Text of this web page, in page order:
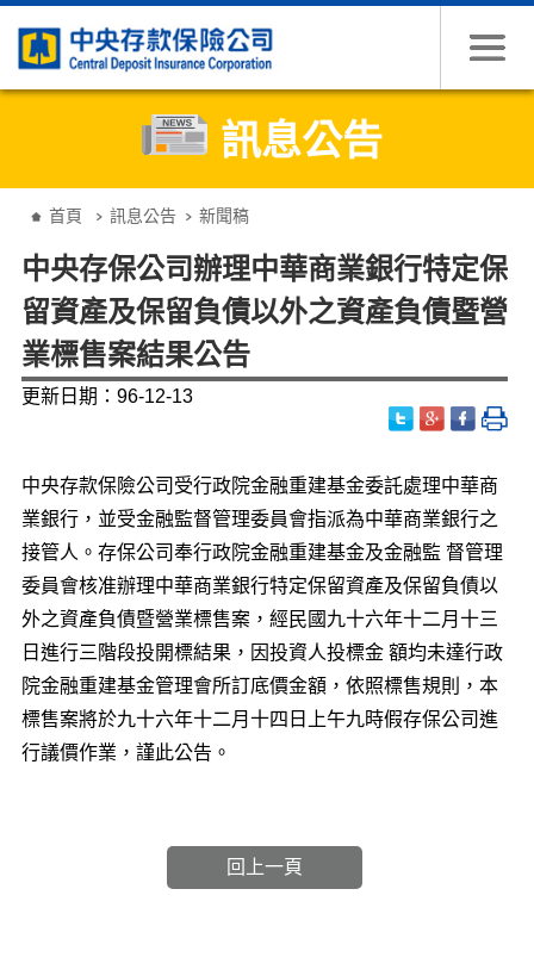
訊息公告
首頁 訊息公告 新聞稿
中央存保公司辦理中華商業銀行特定保
留資產及保留負債以外之資產負債暨營
業標售案結果公告
更新日期：96-12-13
中央存款保險公司受行政院金融重建基金委託處理中華商
業銀行，並受金融監督管理委員會指派為中華商業銀行之
接管人。存保公司奉行政院金融重建基金及金融監 督管理
委員會核准辦理中華商業銀行特定保留資產及保留負債以
外之資產負債暨營業標售案，經民國九十六年十二月十三
日進行三階段投開標結果，因投資人投標金 額均未達行政
院金融重建基金管理會所訂底價金額，依照標售規則，本
標售案將於九十六年十二月十四日上午九時假存保公司進
行議價作業，謹此公告。
回上一頁